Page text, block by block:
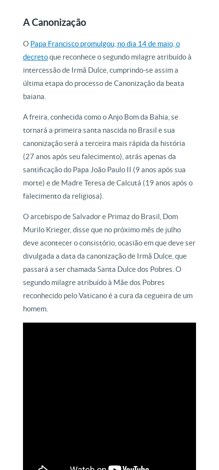
A Canonização
O Papa Francisco promulgou, no dia 14 de maio, o
decretoque reconhece o segundo milagre atribuído à
intercessão de Irmã Dulce, cumprindo-se assim a
última etapa do processo de Canonização da beata
baiana.
A freira, conhecida como o Anjo Bom da Bahia, se
tornará a primeira santa nascida no Brasil e sua
canonização será a terceira mais rápida da história
(27 anos após seu falecimento), atrás apenas da
santificação do Papa João Paulo II (9 anos após sua
morte) e de Madre Teresa de Calcutá (19 anos após o
falecimento da religiosa).
O arcebispo de Salvador e Primaz do Brasil, Dom
Murilo Krieger, disse que no próximo mês de julho
deve acontecer o consistório, ocasião em que deve ser
divulgada a data da canonização de Irmã Dulce, que
passará a ser chamada Santa Dulce dos Pobres. O
segundo milagre atribuído à Mãe dos Pobres
reconhecido pelo Vaticano é a cura da cegueira de um
homem.